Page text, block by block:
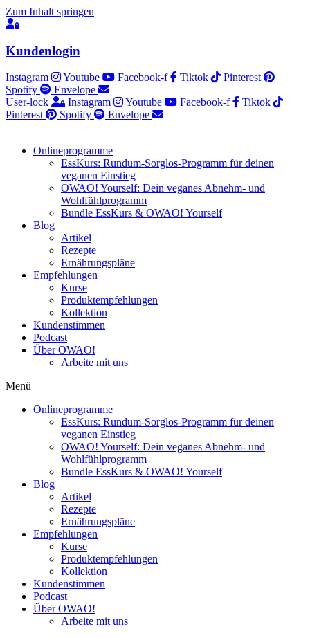
Zum Inhalt springen
Kundenlogin
Instagram Youtube Facebook-f Tiktok
Pinterest
Spotify
Envelope
User-lock
Instagram Youtube Facebook-f
Tiktok
Pinterest
Spotify Envelope
Onlineprogramme
EssKurs: Rundum-Sorglos-Programm für deinen
veganen Einstieg
OWAO! Yourself: Dein veganes Abnehm- und
Wohlfühlprogramm
Bundle EssKurs & OWAO! Yourself
Blog
Artikel
Rezepte
Ernährungspläne
Empfehlungen
Kurse
Produktempfehlungen
Kollektion
Kundenstimmen
Podcast
Über OWAO!
Arbeite mit uns
Menü
Onlineprogramme
EssKurs: Rundum-Sorglos-Programm für deinen
veganen Einstieg
OWAO! Yourself: Dein veganes Abnehm- und
Wohlfühlprogramm
Bundle EssKurs & OWAO! Yourself
Blog
Artikel
Rezepte
Ernährungspläne
Empfehlungen
Kurse
Produktempfehlungen
Kollektion
Kundenstimmen
Podcast
Über OWAO!
Arbeite mit uns